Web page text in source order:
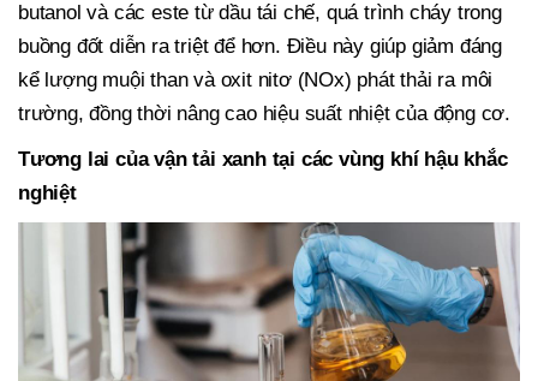
butanol và các este từ dầu tái chế, quá trình cháy trong
buồng đốt diễn ra triệt để hơn. Điều này giúp giảm đáng
kể lượng muội than và oxit nitơ (NOx) phát thải ra môi
trường, đồng thời nâng cao hiệu suất nhiệt của động cơ.
Tương lai của vận tải xanh tại các vùng khí hậu khắc
nghiệt